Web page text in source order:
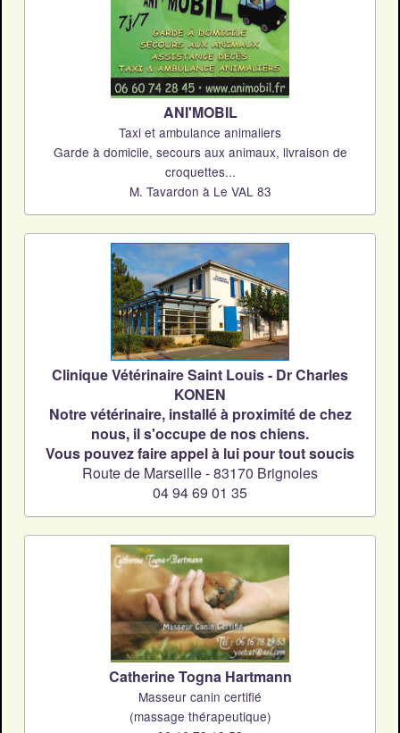
ANI'MOBIL
Taxi et ambulance animaliers
Garde à domicile, secours aux animaux, livraison de
croquettes...
M. Tavardon à Le VAL 83
Clinique Vétérinaire Saint Louis - Dr Charles
KONEN
Notre vétérinaire, installé à proximité de chez
nous, il s'occupe de nos chiens.
Vous pouvez faire appel à lui pour tout soucis
Route de Marseille - 83170 Brignoles
04 94 69 01 35
Catherine Togna Hartmann
Masseur canin certifié
(massage thérapeutique)